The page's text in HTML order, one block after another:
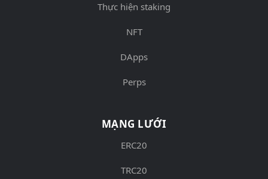
Thực hiện staking
NFT
DApps
Perps
MẠNG LƯỚI
ERC20
TRC20